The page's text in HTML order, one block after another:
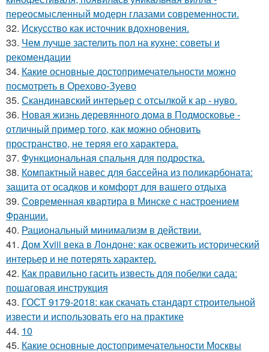
переосмысленный модерн глазами современности.
32. Искусство как источник вдохновения.
33. Чем лучше застелить пол на кухне: советы и
рекомендации
34. Какие основные достопримечательности можно
посмотреть в Орехово-Зуево
35. Скандинавский интерьер с отсылкой к ар - нуво.
36. Новая жизнь деревянного дома в Подмосковье -
отличный пример того, как можно обновить
пространство, не теряя его характера.
37. Функциональная спальня для подростка.
38. Компактный навес для бассейна из поликарбоната:
защита от осадков и комфорт для вашего отдыха
39. Современная квартира в Минске с настроением
Франции.
40. Рациональный минимализм в действии.
41. Дом Xviii века в Лондоне: как освежить исторический
интерьер и не потерять характер.
42. Как правильно гасить известь для побелки сада:
пошаговая инструкция
43. ГОСТ 9179-2018: как скачать стандарт строительной
извести и использовать его на практике
44. 10
45. Какие основные достопримечательности Москвы